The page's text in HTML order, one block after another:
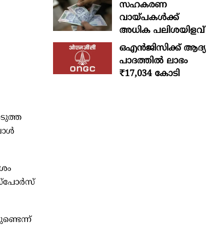
സ്‌പോർസ്
സഹകരണ
വായ്പകള്‍ക്ക്
അധിക പലിശയിളവ്
ഒഎന്‍ജിസിക്ക് ആദ്യ
പാദത്തില്‍ ലാഭം
₹17,034 കോടി